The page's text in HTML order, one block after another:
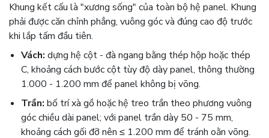
Khung kết cấu là "xương sống" của toàn bộ hệ panel. Khung
phải được căn chỉnh phẳng, vuông góc và đúng cao độ trước
khi lắp tấm đầu tiên.
Vách: dựng hệ cột - đà ngang bằng thép hộp hoặc thép
C, khoảng cách bước cột tùy độ dày panel, thông thường
1.000 - 1.200 mm để panel không bị võng.
Trần: bố trí xà gồ hoặc hệ treo trần theo phương vuông
góc chiều dài panel; với panel trần dày 50 - 75 mm,
khoảng cách gối đỡ nên ≤ 1.200 mm để tránh oằn võng.